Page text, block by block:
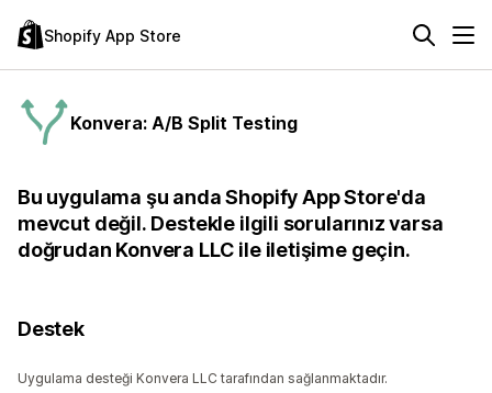
Shopify App Store
Konvera: A/B Split Testing
Bu uygulama şu anda Shopify App Store'da
mevcut değil. Destekle ilgili sorularınız varsa
doğrudan Konvera LLC ile iletişime geçin.
Destek
Uygulama desteği Konvera LLC tarafından sağlanmaktadır.